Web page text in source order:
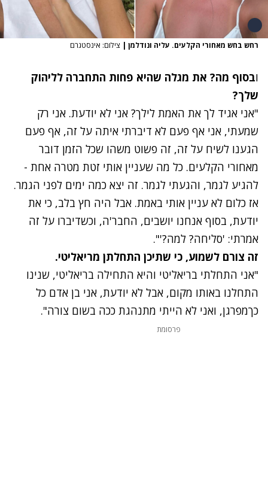
רחש בחש מאחורי הקלעים. עליה ונודלמן | צילום: אינסטגרם
ובסוף מה? את מגלה שהיא פחות התחברה לליהוק
שלך?
"אני אגיד לך את האמת לילך? אני לא יודעת. אני רק
שמעתי, אני אף פעם לא דיברתי איתה על זה, אף פעם
הגענו לשיח על זה, זה פשוט משהו שכל הזמן דובר
מאחורי הקלעים. כל מה שעניין אותי זטת מטרה אחת -
להגיע לגמר, והגעתי לגמר. זה יצא כמה ימים לפני הגמר.
אז כלום לא עניין אותי באמת. אבל היה חץ בלב, כי את
יודעת, בסוף אנחנו יושבים, החבר'ה, וכשדיברו על זה
אמרתי: 'סליחה? למה?'".
זה צורם לשמוע, כי שתיכן התחלתן מריאליטי.
"אני התחלתי בריאליטי והיא התחילה בריאליטי, שנינו
התחלנו באותו מקום, אבל לא יודעת, אני בן אדם כל
כךמפרגן, ואני לא הייתי מתנהגת ככה בשום צורה".
פרסומת